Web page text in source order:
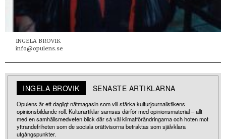
INGELA BROVIK
info@opulens.se
INGELA BROVIK SENASTE ARTIKLARNA
Opulens är ett dagligt nätmagasin som vill stärka kulturjournalistikens
opinionsbildande roll. Kulturartiklar samsas därför med opinionsmaterial – allt
med en samhällsmedveten blick där så väl klimatförändringarna och hoten mot
yttrandefriheten som de sociala orättvisorna betraktas som självklara
utgångspunkter.